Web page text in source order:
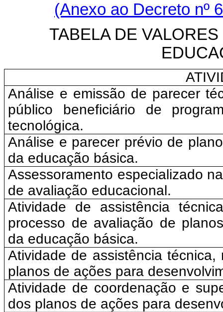
(Anexo ao Decreto nº
TABELA DE
Análise e emissão de parecer
público beneficiário de
tecnológica.
Análise e parecer prévio de
da educação básica.
Assessoramento especializado
de avaliação educacional.
Atividade de assistência
processo de avaliação de
da educação básica.
Atividade de assistência
planos de ações para
Atividade de coordenação e
dos planos de ações para